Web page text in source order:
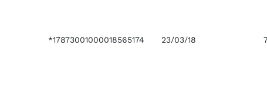
*17873001000018565174 23/03/18